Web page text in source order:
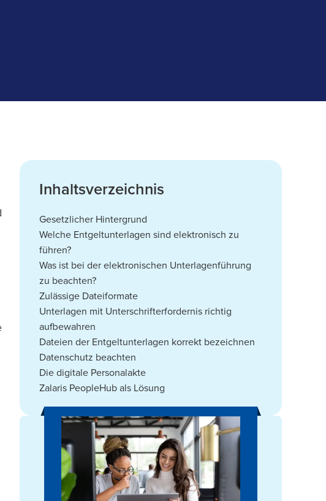
Inhaltsverzeichnis
Gesetzlicher Hintergrund
Welche Entgeltunterlagen sind elektronisch zu
führen?
Was ist bei der elektronischen Unterlagenführung
zu beachten?
Zulässige Dateiformate
Unterlagen mit Unterschrifterfordernis richtig
aufbewahren
Dateien der Entgeltunterlagen korrekt bezeichnen
Datenschutz beachten
Die digitale Personalakte
Zalaris PeopleHub als Lösung